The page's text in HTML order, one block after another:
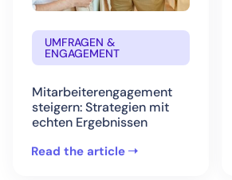
UMFRAGEN &
ENGAGEMENT
Mitarbeiterengagement
steigern: Strategien mit
echten Ergebnissen
Read the article